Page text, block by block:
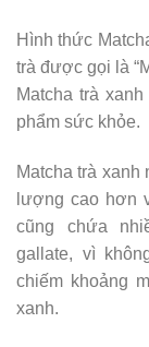
Hình thức
trà được gọi là
Matcha trà
phẩm sức khỏe.
Matcha trà
lượng cao hơn
cũng chứa
gallate, vì
chiếm khoảng
xanh.